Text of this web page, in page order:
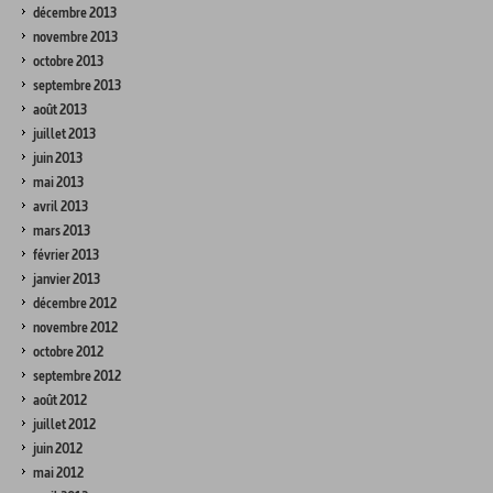
décembre 2013
novembre 2013
octobre 2013
septembre 2013
août 2013
juillet 2013
juin 2013
mai 2013
avril 2013
mars 2013
février 2013
janvier 2013
décembre 2012
novembre 2012
octobre 2012
septembre 2012
août 2012
juillet 2012
juin 2012
mai 2012